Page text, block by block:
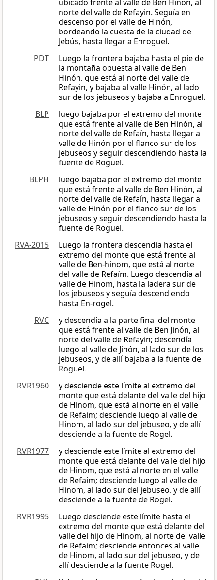
ubicado frente al valle de Ben Hinón, al
norte del valle de Refayin. Seguía en
descenso por el valle de Hinón,
bordeando la cuesta de la ciudad de
Jebús, hasta llegar a Enroguel.
PDT
Luego la frontera bajaba hasta el pie de
la montaña opuesta al valle de Ben
Hinón, que está al norte del valle de
Refayin, y bajaba al valle Hinón, al lado
sur de los jebuseos y bajaba a Enroguel.
BLP
luego bajaba por el extremo del monte
que está frente al valle de Ben Hinón, al
norte del valle de Refaín, hasta llegar al
valle de Hinón por el flanco sur de los
jebuseos y seguir descendiendo hasta la
fuente de Roguel.
BLPH
luego bajaba por el extremo del monte
que está frente al valle de Ben Hinón, al
norte del valle de Refaín, hasta llegar al
valle de Hinón por el flanco sur de los
jebuseos y seguir descendiendo hasta la
fuente de Roguel.
RVA-2015
Luego la frontera descendía hasta el
extremo del monte que está frente al
valle de Ben-hinom, que está al norte
del valle de Refaím. Luego descendía al
valle de Hinom, hasta la ladera sur de
los jebuseos y seguía descendiendo
hasta En-rogel.
RVC
y descendía a la parte final del monte
que está frente al valle de Ben Jinón, al
norte del valle de Refayin; descendía
luego al valle de Jinón, al lado sur de los
jebuseos, y de allí bajaba a la fuente de
Roguel.
RVR1960
y desciende este límite al extremo del
monte que está delante del valle del hijo
de Hinom, que está al norte en el valle
de Refaim; desciende luego al valle de
Hinom, al lado sur del jebuseo, y de allí
desciende a la fuente de Rogel.
RVR1977
y desciende este límite al extremo del
monte que está delante del valle del hijo
de Hinom, que está al norte en el valle
de Refaím; desciende luego al valle de
Hinom, al lado sur del jebuseo, y de allí
desciende a la fuente de Rogel.
RVR1995
Luego desciende este límite hasta el
extremo del monte que está delante del
valle del hijo de Hinom, al norte del valle
de Refaim; desciende entonces al valle
de Hinom, al lado sur del jebuseo, y de
allí desciende a la fuente Rogel.